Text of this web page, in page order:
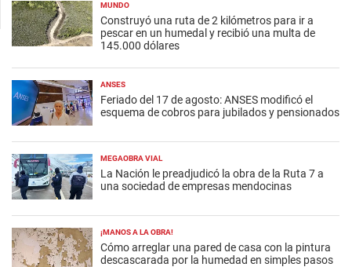
MUNDO
Construyó una ruta de 2 kilómetros para ir a
pescar en un humedal y recibió una multa de
145.000 dólares
ANSES
Feriado del 17 de agosto: ANSES modificó el
esquema de cobros para jubilados y pensionados
MEGAOBRA VIAL
La Nación le preadjudicó la obra de la Ruta 7 a
una sociedad de empresas mendocinas
¡MANOS A LA OBRA!
Cómo arreglar una pared de casa con la pintura
descascarada por la humedad en simples pasos